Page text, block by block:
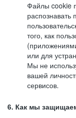
Файлы cookie
распознавать
того, как
или для
Мы не
вашей
сервисов.
6. Как мы